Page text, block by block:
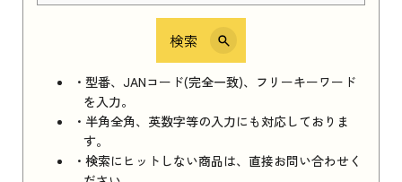
検索
・型番、JANコード(完全一致)、フリーキーワード
を入力。
・半角全角、英数字等の入力にも対応しておりま
す。
・検索にヒットしない商品は、直接お問い合わせく
iPhone 16e シリーズ 2025
iPhone 16e シリーズ 2025 新品買取価格はこち
ら
iPad 11インチ 2025年春モデル